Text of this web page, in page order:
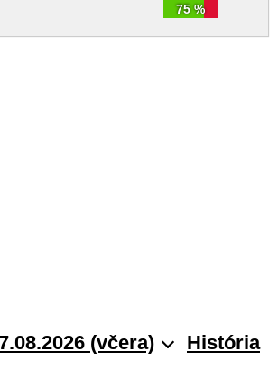
75 %
(včera)
História